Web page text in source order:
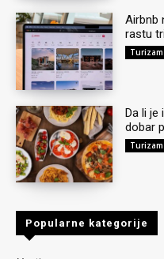
Airbnb
rastu
Turizam
Da li
dobar
Turizam
Popularne kategorije